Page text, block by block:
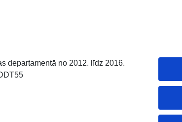
departamentā no 2012. līdz 2016.